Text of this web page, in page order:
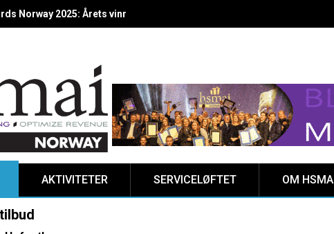
Norway 2025: Årets vinnere kåret på Clarion Hotel The HUB
AKTIVITETER SERVICELØFTET OM HSMAI